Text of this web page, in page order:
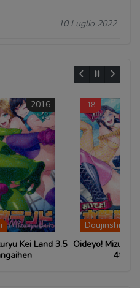
10 Luglio 2022
+18 2014
Doujinshi
Oideyo! Mizuryu Kei Land the